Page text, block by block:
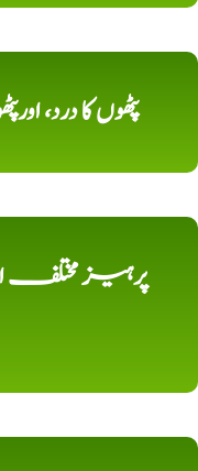
پٹھوں کا درد،
پرہیز